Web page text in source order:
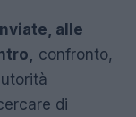
alle
confronto,
di